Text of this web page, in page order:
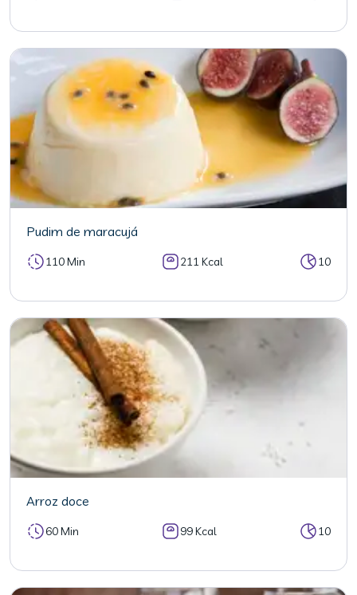
Pudim de maracujá
110 Min 211 Kcal 10
Arroz doce
60 Min 99 Kcal 10